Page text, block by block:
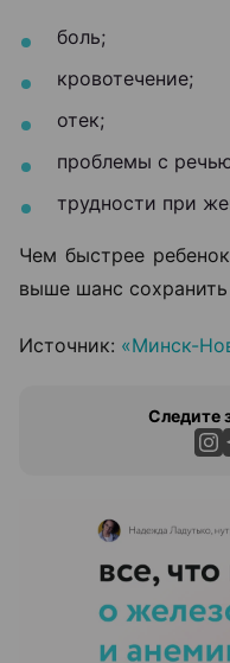
боль;
кровотечение;
отек;
проблемы с
трудности при
Чем быстрее
выше шанс
Источник: «Минск-
Следите